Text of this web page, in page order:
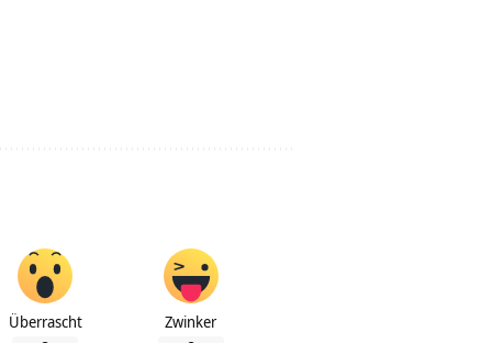
Überrascht Zwinker